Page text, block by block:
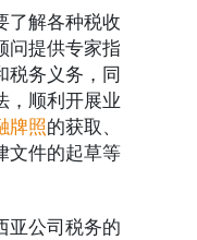
了解各种税收
问提供专家指
税务义务，同
，顺利开展业
牌照的获取、
文件的起草等
亚公司税务的